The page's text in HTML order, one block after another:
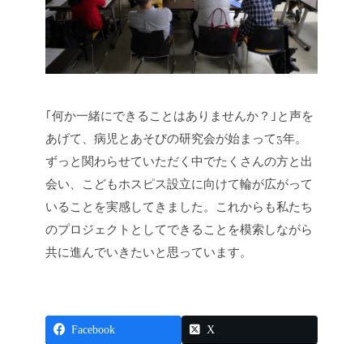
｢何か一緒にできることはありませんか？｣と声を
あげて、病児とあそびの研究会が始まって3年。
ずっと関わらせていただく中でたくさんの方と出
会い、こどもホスピス設立に向けて輪が広がって
いることを実感してきました。これからも私たち
のプロジェクトとしてできることを模索しながら
共に進んでいきたいと思っています。
Facebook X